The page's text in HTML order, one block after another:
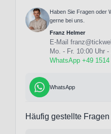
Haben Sie Fragen oder
gerne bei uns.
Franz Helmer
E-Mail
Mo. - Fr. 10:00 Uhr -
WhatsApp +49 1514
WhatsApp
Häufig gestellte Fragen